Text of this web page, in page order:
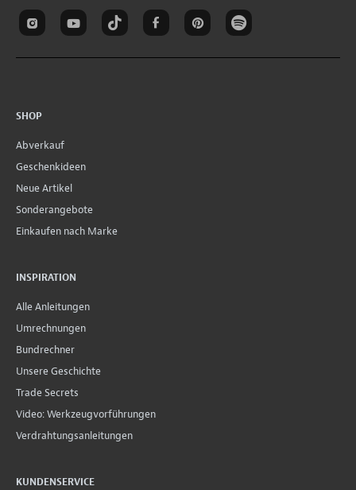
SHOP
Abverkauf
Geschenkideen
Neue Artikel
Sonderangebote
Einkaufen nach Marke
INSPIRATION
Alle Anleitungen
Umrechnungen
Bundrechner
Unsere Geschichte
Trade Secrets
Video: Werkzeugvorführungen
Verdrahtungsanleitungen
KUNDENSERVICE